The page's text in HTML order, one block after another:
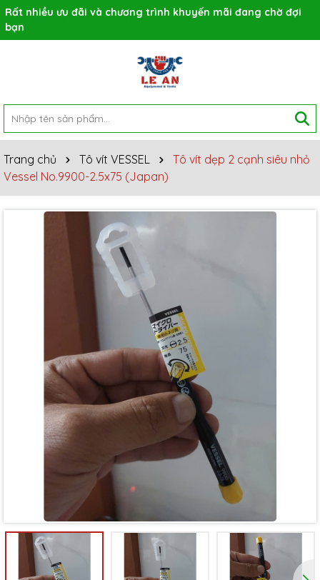
Rất nhiều ưu đãi và chương trình khuyến mãi đang chờ đợi
bạn
Trang chủ Tô vít VESSEL
Tô vít dẹp 2 cạnh siêu nhỏ
Vessel No.9900-2.5x75 (Japan)
Mã giảm giá:
Ngày hết hạn: